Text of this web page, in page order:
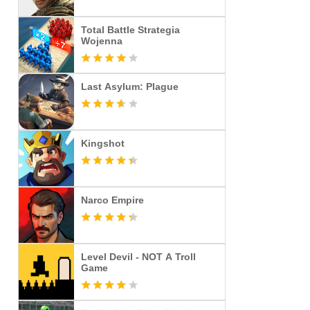
Total Battle Strategia
Wojenna
Last Asylum: Plague
Kingshot
Narco Empire
Level Devil - NOT A Troll
Game